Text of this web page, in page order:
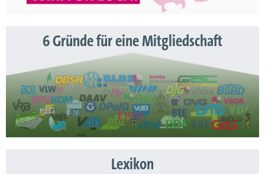
6 Gründe für eine Mitgliedschaft
Lexikon